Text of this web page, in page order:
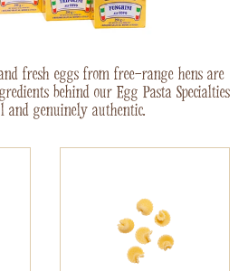
fresh eggs from free-range hens are
behind our Egg Pasta Specialties
genuinely authentic.